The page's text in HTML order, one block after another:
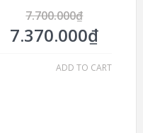
7.700.000₫
7.370.000₫
ADD TO CART